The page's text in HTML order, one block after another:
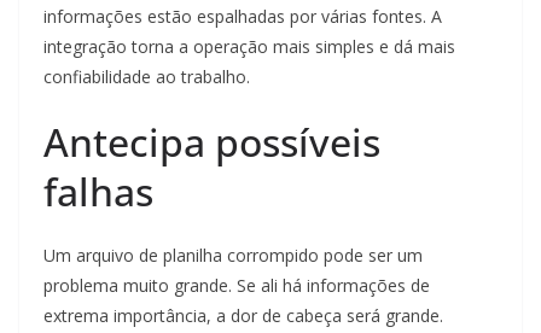
informações estão espalhadas por várias fontes. A
integração torna a operação mais simples e dá mais
confiabilidade ao trabalho.
Antecipa possíveis
falhas
Um arquivo de planilha corrompido pode ser um
problema muito grande. Se ali há informações de
extrema importância, a dor de cabeça será grande.